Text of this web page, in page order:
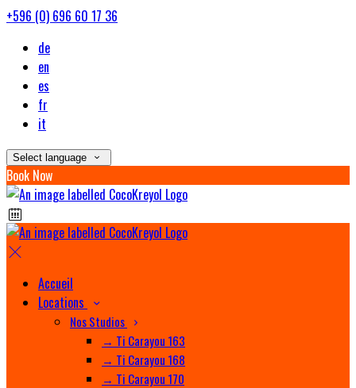
+596 (0) 696 60 17 36
de
en
es
fr
it
Select language
Book Now
Accueil
Locations
Nos Studios
→ Ti Carayou 163
→ Ti Carayou 168
→ Ti Carayou 170